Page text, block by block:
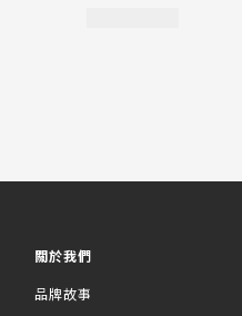
關於我們
品牌故事